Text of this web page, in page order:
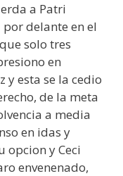
a Patri
delante en el
solo tres
en
y esta se la cedio
de la meta
a media
en idas y
opcion y Ceci
envenenado,